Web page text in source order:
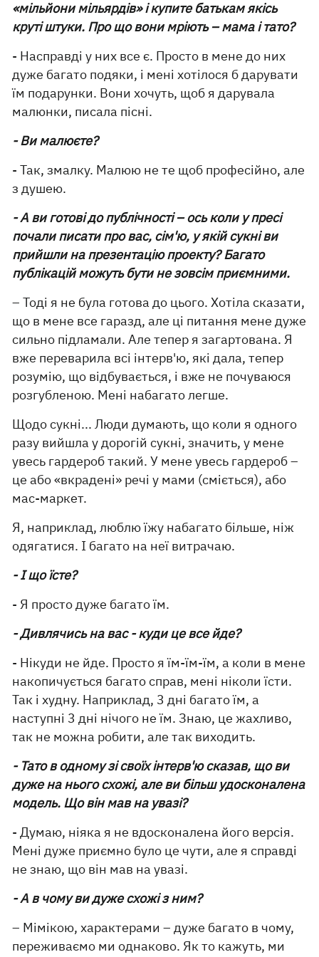
«мільйони мільярдів» і купите батькам якісь
круті штуки. Про що вони мріють – мама і тато?
- Насправді у них все є. Просто в мене до них
дуже багато подяки, і мені хотілося б дарувати
їм подарунки. Вони хочуть, щоб я дарувала
малюнки, писала пісні.
- Ви малюєте?
- Так, змалку. Малюю не те щоб професійно, але
з душею.
- А ви готові до публічності – ось коли у пресі
почали писати про вас, сім'ю, у якій сукні ви
прийшли на презентацію проекту? Багато
публікацій можуть бути не зовсім приємними.
– Тоді я не була готова до цього. Хотіла сказати,
що в мене все гаразд, але ці питання мене дуже
сильно підламали. Але тепер я загартована. Я
вже переварила всі інтерв'ю, які дала, тепер
розумію, що відбувається, і вже не почуваюся
розгубленою. Мені набагато легше.
Щодо сукні... Люди думають, що коли я одного
разу вийшла у дорогій сукні, значить, у мене
увесь гардероб такий. У мене увесь гардероб –
це або «вкрадені» речі у мами (сміється), або
мас-маркет.
Я, наприклад, люблю їжу набагато більше, ніж
одягатися. І багато на неї витрачаю.
- І що їсте?
- Я просто дуже багато їм.
- Дивлячись на вас - куди це все йде?
- Нікуди не йде. Просто я їм-їм-їм, а коли в мене
накопичується багато справ, мені ніколи їсти.
Так і худну. Наприклад, 3 дні багато їм, а
наступні 3 дні нічого не їм. Знаю, це жахливо,
так не можна робити, але так виходить.
- Тато в одному зі своїх інтерв'ю сказав, що ви
дуже на нього схожі, але ви більш удосконалена
модель. Що він мав на увазі?
- Думаю, ніяка я не вдосконалена його версія.
Мені дуже приємно було це чути, але я справді
не знаю, що він мав на увазі.
- А в чому ви дуже схожі з ним?
– Мімікою, характерами – дуже багато в чому,
переживаємо ми однаково. Як то кажуть, ми